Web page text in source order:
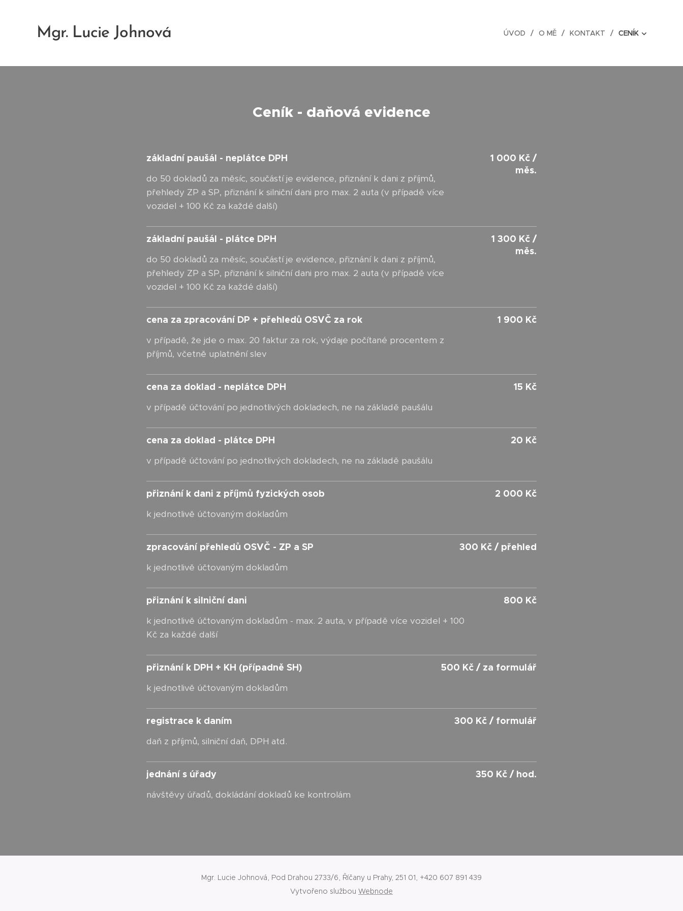
Mgr. Lucie Johnová ÚVOD O MĚ KONTAKT CENÍK
Ceník - daňová evidence
základní paušál - neplátce DPH
do 50 dokladů za měsíc, součástí je evidence, přiznání k dani z příjmů,
přehledy ZP a SP, přiznání k silniční dani pro max. 2 auta (v případě více
vozidel + 100 Kč za každé další)
1 000 Kč /
měs.
základní paušál - plátce DPH
do 50 dokladů za měsíc, součástí je evidence, přiznání k dani z příjmů,
přehledy ZP a SP, přiznání k silniční dani pro max. 2 auta (v případě více
vozidel + 100 Kč za každé další)
1 300 Kč /
měs.
cena za zpracování DP + přehledů OSVČ za rok
v případě, že jde o max. 20 faktur za rok, výdaje počítané procentem z
příjmů, včetně uplatnění slev
1 900 Kč
cena za doklad - neplátce DPH
v případě účtování po jednotlivých dokladech, ne na základě paušálu
15 Kč
cena za doklad - plátce DPH
v případě účtování po jednotlivých dokladech, ne na základě paušálu
20 Kč
přiznání k dani z příjmů fyzických osob
k jednotlivě účtovaným dokladům
2 000 Kč
zpracování přehledů OSVČ - ZP a SP
k jednotlivě účtovaným dokladům
300 Kč / přehled
přiznání k silniční dani
k jednotlivě účtovaným dokladům - max. 2 auta, v případě více vozidel + 100
Kč za každé další
800 Kč
přiznání k DPH + KH (případně SH)
k jednotlivě účtovaným dokladům
500 Kč / za formulář
registrace k daním
daň z příjmů, silniční daň, DPH atd.
300 Kč / formulář
jednání s úřady
návštěvy úřadů, dokládání dokladů ke kontrolám
350 Kč / hod.
Mgr. Lucie Johnová, Pod Drahou 2733/6, Říčany u Prahy, 251 01, +420 607 891 439
Vytvořeno službou Webnode